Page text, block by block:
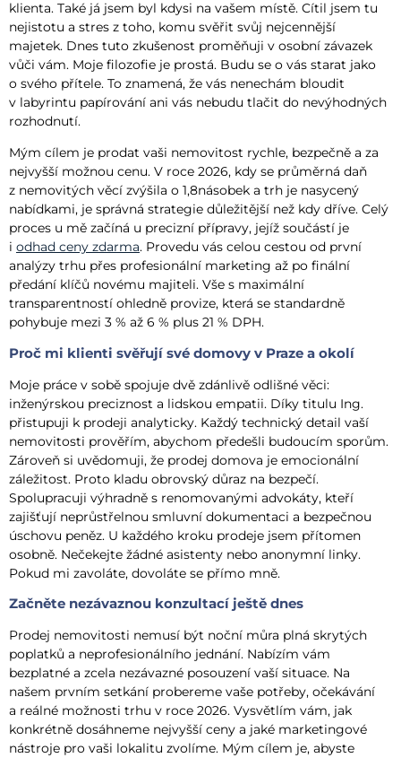
klienta. Také já jsem byl kdysi na vašem místě. Cítil jsem tu
nejistotu a stres z toho, komu svěřit svůj nejcennější
majetek. Dnes tuto zkušenost proměňuji v osobní závazek
vůči vám. Moje filozofie je prostá. Budu se o vás starat jako
o svého přítele. To znamená, že vás nenechám bloudit
v labyrintu papírování ani vás nebudu tlačit do nevýhodných
rozhodnutí.
Mým cílem je prodat vaši nemovitost rychle, bezpečně a za
nejvyšší možnou cenu. V roce 2026, kdy se průměrná daň
z nemovitých věcí zvýšila o 1,8násobek a trh je nasycený
nabídkami, je správná strategie důležitější než kdy dříve. Celý
proces u mě začíná u precizní přípravy, jejíž součástí je
i odhad ceny zdarma. Provedu vás celou cestou od první
analýzy trhu přes profesionální marketing až po finální
předání klíčů novému majiteli. Vše s maximální
transparentností ohledně provize, která se standardně
pohybuje mezi 3 % až 6 % plus 21 % DPH.
Proč mi klienti svěřují své domovy v Praze a okolí
Moje práce v sobě spojuje dvě zdánlivě odlišné věci:
inženýrskou preciznost a lidskou empatii. Díky titulu Ing.
přistupuji k prodeji analyticky. Každý technický detail vaší
nemovitosti prověřím, abychom předešli budoucím sporům.
Zároveň si uvědomuji, že prodej domova je emocionální
záležitost. Proto kladu obrovský důraz na bezpečí.
Spolupracuji výhradně s renomovanými advokáty, kteří
zajišťují neprůstřelnou smluvní dokumentaci a bezpečnou
úschovu peněz. U každého kroku prodeje jsem přítomen
osobně. Nečekejte žádné asistenty nebo anonymní linky.
Pokud mi zavoláte, dovoláte se přímo mně.
Začněte nezávaznou konzultací ještě dnes
Prodej nemovitosti nemusí být noční můra plná skrytých
poplatků a neprofesionálního jednání. Nabízím vám
bezplatné a zcela nezávazné posouzení vaší situace. Na
našem prvním setkání probereme vaše potřeby, očekávání
a reálné možnosti trhu v roce 2026. Vysvětlím vám, jak
konkrétně dosáhneme nejvyšší ceny a jaké marketingové
nástroje pro vaši lokalitu zvolíme. Mým cílem je, abyste